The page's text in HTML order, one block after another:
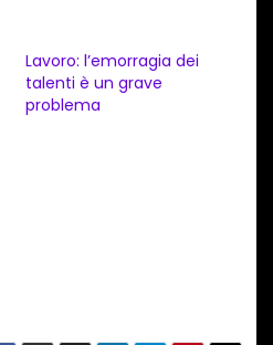
Lavoro: l’emorragia dei
talenti è un grave
problema